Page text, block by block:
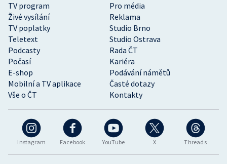
Instagram Facebook YouTube X Threads
TV program
Pro média
Živé vysílání
Reklama
TV poplatky
Studio Brno
Teletext
Studio Ostrava
Podcasty
Rada ČT
Počasí
Kariéra
E-shop
Podávání námětů
Mobilní a TV aplikace
Časté dotazy
Vše o ČT
Kontakty